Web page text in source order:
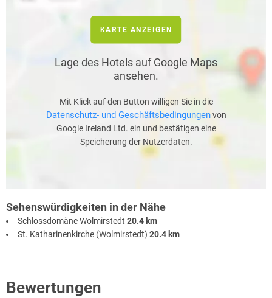
KARTE ANZEIGEN
Lage des Hotels auf Google Maps
ansehen.
Mit Klick auf den Button willigen Sie in die
Datenschutz- und Geschäftsbedingungenvon
Google Ireland Ltd. ein und bestätigen eine
Speicherung der Nutzerdaten.
Sehenswürdigkeiten in der Nähe
Schlossdomäne Wolmirstedt 20.4 km
St. Katharinenkirche (Wolmirstedt) 20.4 km
Bewertungen